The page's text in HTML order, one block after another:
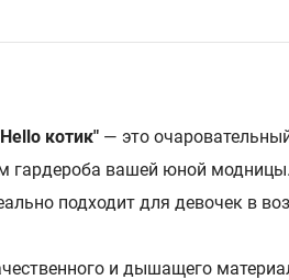
котик" — это
вашей юной
подходит для девочек в
и дышащего